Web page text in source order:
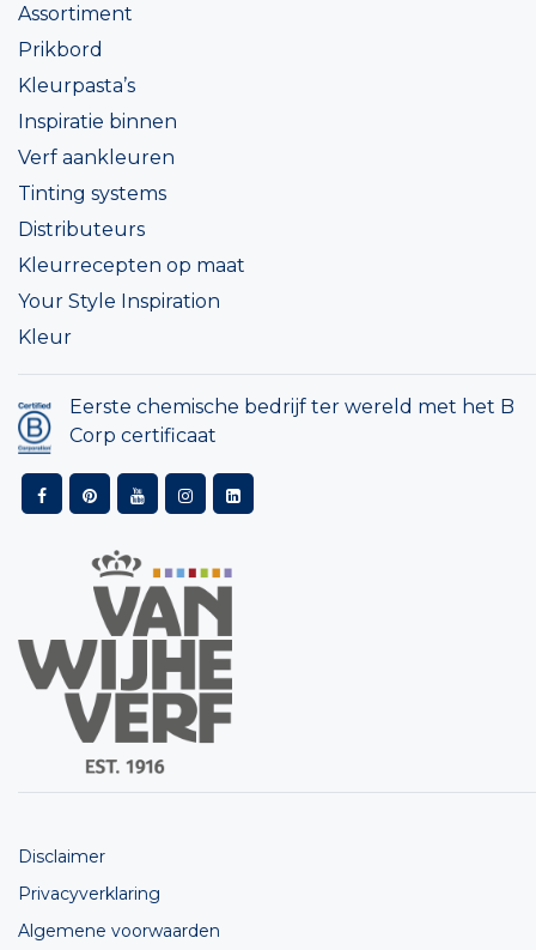
Assortiment
Prikbord
Kleurpasta’s
Inspiratie binnen
Verf aankleuren
Tinting systems
Distributeurs
Kleurrecepten op maat
Your Style Inspiration
Kleur
Eerste chemische bedrijf ter wereld met het B
Corp certificaat
Disclaimer
Privacyverklaring
Algemene voorwaarden